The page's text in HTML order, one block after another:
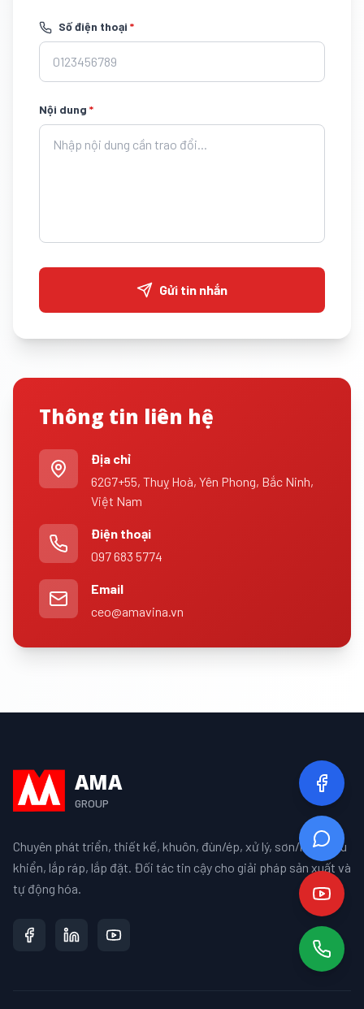
Số điện thoại *
Nội dung *
Gửi tin nhắn
Thông tin liên hệ
Địa chỉ
62G7+55, Thuỵ Hoà, Yên Phong, Bắc Ninh,
Việt Nam
Điện thoại
097 683 5774
Email
ceo@amavina.vn
AMA
GROUP
Chuyên phát triển, thiết kế, khuôn, đùn/ép, xử lý, sơn/mạ, điều
khiển, lắp ráp, lắp đặt. Đối tác tin cậy cho giải pháp sản xuất và
tự động hóa.